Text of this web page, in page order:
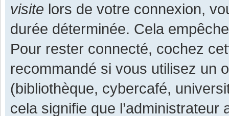
visite lors de votre connexion,
durée déterminée. Cela
Pour rester connecté, cochez
recommandé si vous utilisez un
(bibliothèque, cybercafé,
cela signifie que